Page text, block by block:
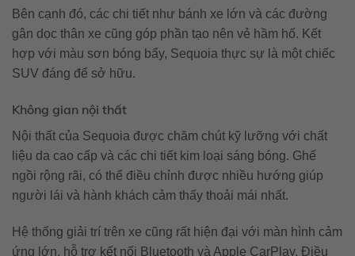
Bên cạnh đó, các chi tiết như bánh xe lớn và các đường
gân dọc thân xe cũng góp phần tạo nên vẻ hầm hố. Kết
hợp với màu sơn bóng bẩy, Sequoia thực sự là một chiếc
SUV đáng để sở hữu.
Không gian nội thất
Nội thất của Sequoia được chăm chút kỹ lưỡng với chất
liệu da cao cấp và các chi tiết kim loại sáng bóng. Ghế
ngồi rộng rãi, có thể điều chỉnh được nhiều hướng giúp
người lái và hành khách cảm thấy thoải mái nhất.
Hệ thống giải trí trên xe cũng rất hiện đại với màn hình cảm
ứng lớn, hỗ trợ kết nối Bluetooth và Apple CarPlay. Điều